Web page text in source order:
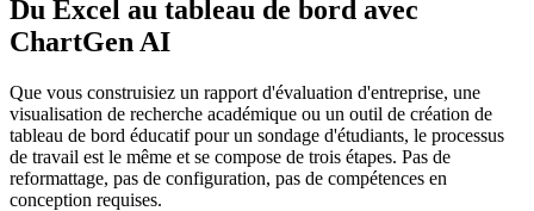
Du Excel au tableau de bord avec
ChartGen AI
Que vous construisiez un rapport d'évaluation d'entreprise, une
visualisation de recherche académique ou un outil de création de
tableau de bord éducatif pour un sondage d'étudiants, le processus
de travail est le même et se compose de trois étapes. Pas de
reformattage, pas de configuration, pas de compétences en
conception requises.